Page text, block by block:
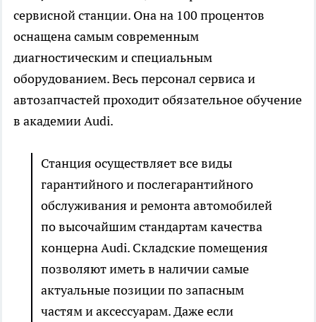
сервисной станции. Она на 100 процентов
оснащена самым современным
диагностическим и специальным
оборудованием. Весь персонал сервиса и
автозапчастей проходит обязательное обучение
в академии Аudi.
Станция осуществляет все виды
гарантийного и послегарантийного
обслуживания и ремонта автомобилей
по высочайшим стандартам качества
концерна Аudi. Складские помещения
позволяют иметь в наличии самые
актуальные позиции по запасным
частям и аксессуарам. Даже если